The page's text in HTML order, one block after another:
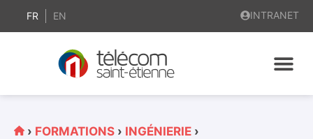
principal
FR EN INTRANET
› FORMATIONS › INGÉNIERIE ›